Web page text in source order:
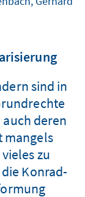
sind in
deren
mangels
zu
Konrad-